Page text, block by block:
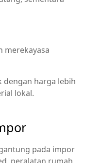
merekayasa
dengan harga lebih
lokal.
pada impor